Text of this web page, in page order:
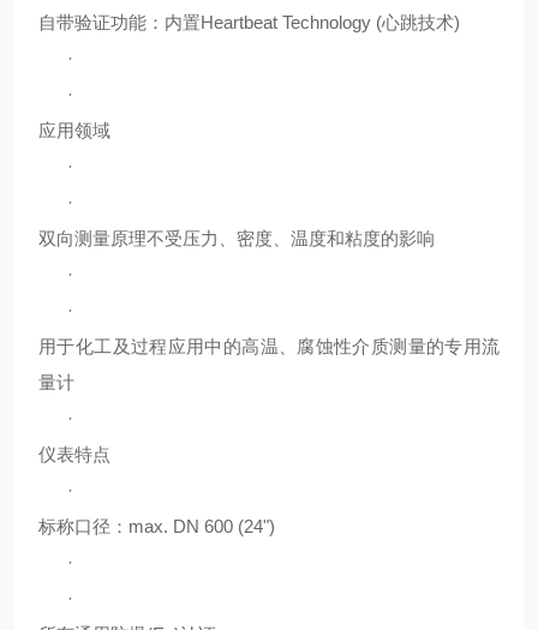
自带验证功能：内置Heartbeat Technology (心跳技术)
·
·
应用领域
·
·
双向测量原理不受压力、密度、温度和粘度的影响
·
·
用于化工及过程应用中的高温、腐蚀性介质测量的专用流
量计
·
仪表特点
·
标称口径：max. DN 600 (24")
·
·